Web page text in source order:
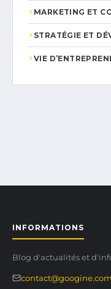
MARKETING ET
STRATÉGIE ET
VIE
INFORMATIONS
Blog d'actualités et
contact@googine.com